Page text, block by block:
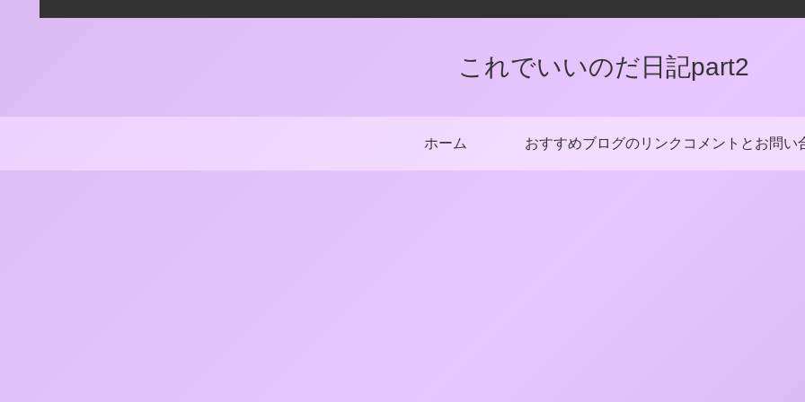
これでいいのだ日記part2
ホーム おすすめブログのリンク コメントとお問い